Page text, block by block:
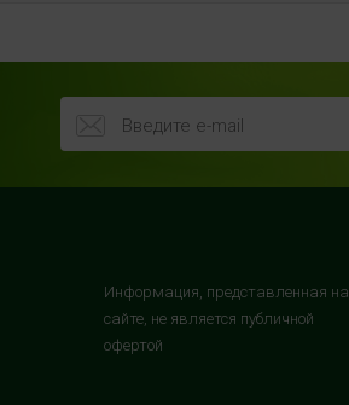
Информация, представленная на
сайте, не является публичной
офертой